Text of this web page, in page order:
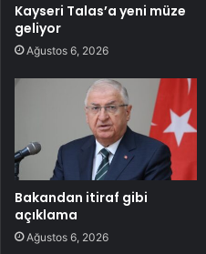
Kayseri Talas’a yeni müze
geliyor
Ağustos 6, 2026
Bakandan itiraf gibi
açıklama
Ağustos 6, 2026